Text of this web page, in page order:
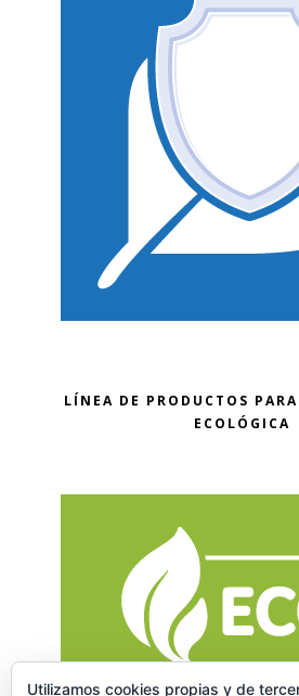
LÍNEA DE PRODUCTOS
ECOLÓGICA
Utilizamos cookies propias y de